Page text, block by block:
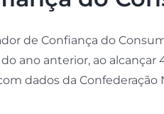
de Confiança do
ano anterior, ao alcançar
dados da Confederação